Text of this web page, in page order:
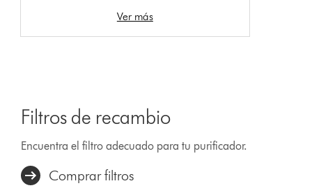
Ver más
Filtros de recambio
Encuentra el filtro adecuado para tu purificador.
Comprar filtros